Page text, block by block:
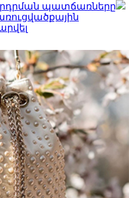
պատճառները